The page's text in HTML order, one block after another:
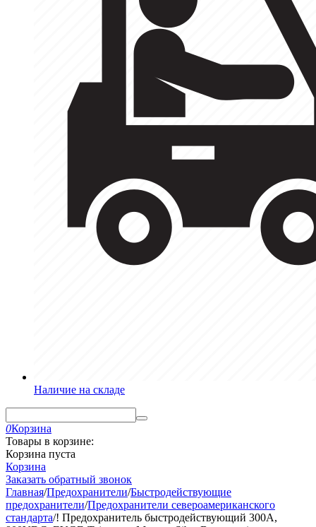
Наличие на складе
0Корзина
Товары в корзине:
Корзина пуста
Корзина
Заказать обратный звонок
Главная/Предохранители/Быстродействующие
предохранители/Предохранители североамериканского
стандарта/! Предохранитель быстродействующий 300A,